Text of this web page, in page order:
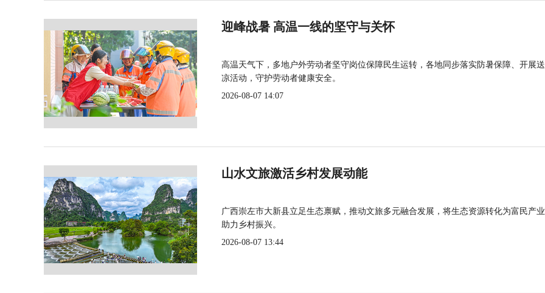
迎峰战暑 高温一线的坚守与关怀
高温天气下，多地户外劳动者坚守岗位保障民生运转，各地同步落实防暑保障、开展
凉活动，守护劳动者健康安全。
2026-08-07 14:07
山水文旅激活乡村发展动能
广西崇左市大新县立足生态禀赋，推动文旅多元融合发展，将生态资源转化为富民产
助力乡村振兴。
2026-08-07 13:44